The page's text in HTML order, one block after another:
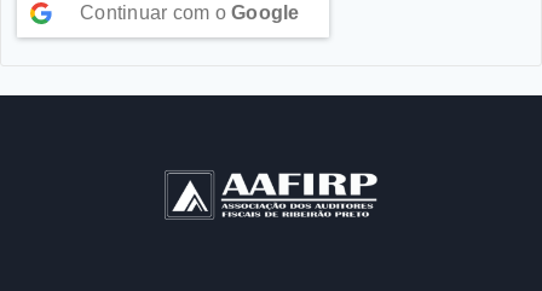
Continuar com o Google